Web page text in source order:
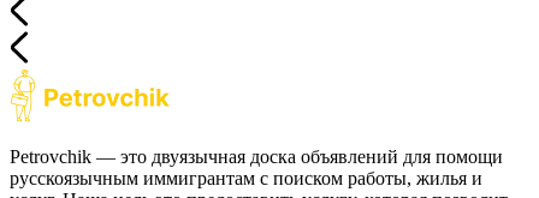
Petrovchik — это двуязычная доска объявлений для помощи
русскоязычным иммигрантам с поиском работы, жилья и